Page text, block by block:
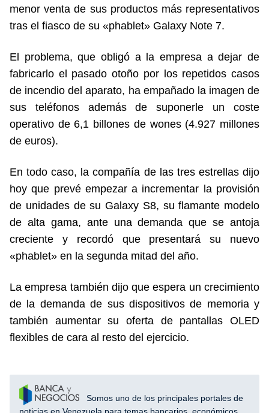
menor venta de sus productos más representativos
tras el fiasco de su «phablet» Galaxy Note 7.
El problema, que obligó a la empresa a dejar de
fabricarlo el pasado otoño por los repetidos casos
de incendio del aparato, ha empañado la imagen de
sus teléfonos además de suponerle un coste
operativo de 6,1 billones de wones (4.927 millones
de euros).
En todo caso, la compañía de las tres estrellas dijo
hoy que prevé empezar a incrementar la provisión
de unidades de su Galaxy S8, su flamante modelo
de alta gama, ante una demanda que se antoja
creciente y recordó que presentará su nuevo
«phablet» en la segunda mitad del año.
La empresa también dijo que espera un crecimiento
de la demanda de sus dispositivos de memoria y
también aumentar su oferta de pantallas OLED
flexibles de cara al resto del ejercicio.
Somos uno de los principales portales de